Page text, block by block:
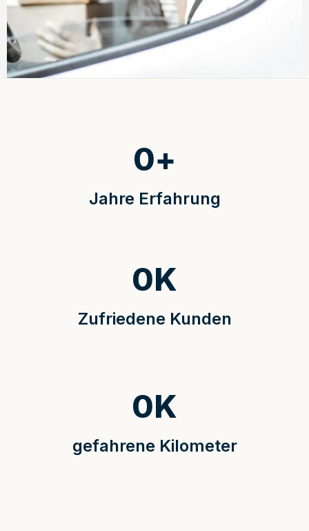
Jahre Erfahrung
0+
Zufriedene Kunden
0K
gefahrene Kilometer
0K